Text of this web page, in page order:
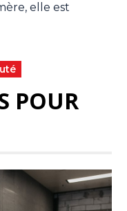
elle est
POUR